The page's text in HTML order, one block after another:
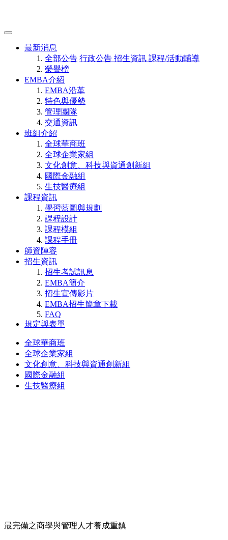
最新消息
全部公告 行政公告 招生資訊 課程/活動輔導
榮譽榜
EMBA介紹
EMBA沿革
特色與優勢
管理團隊
交通資訊
班組介紹
全球華商班
全球企業家組
文化創意、科技與資通創新組
國際金融組
生技醫療組
課程資訊
學習藍圖與規劃
課程設計
課程模組
課程手冊
師資陣容
招生資訊
招生考試訊息
EMBA簡介
招生宣傳影片
EMBA招生簡章下載
FAQ
規定與表單
全球華商班
全球企業家組
文化創意、科技與資通創新組
國際金融組
生技醫療組
最完備之商學與管理人才養成重鎮